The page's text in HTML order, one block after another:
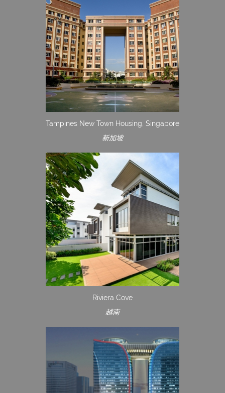
Tampines New Town Housing, Singapore
新加坡
Riviera Cove
越南